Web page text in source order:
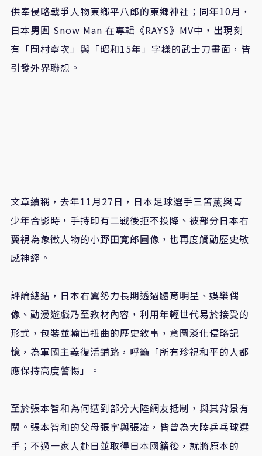
供奉侵略戰爭人物東鄉平八郎的東鄉神社；同年10月，
日本男團 Snow Man 在專輯《RAYS》MV中，出現刻
有「岡村寧次」與「昭和15年」字樣的武士刀畫面，皆
引發外界聯想。
文章續稱，去年11月27日，日本足球選手三笘薫與青
少年合影時，手持印有二戰後拒不投降、被部分日本右
翼視為象徵人物的小野田寬郎圖像，也再度觸動歷史敏
感神經。
評論總結，日本右翼勢力長期透過體育明星、娛樂偶
像、動漫遊戲乃至教材內容，利用年輕世代易於接受的
形式，包裝並輸出扭曲的歷史敘事，意圖淡化侵略記
憶，為軍國主義復活鋪路，呼籲「所有珍視和平的人都
應保持高度警惕」。
至於張本智和為何遭到部分大陸網友抵制，與其背景有
關。張本智和的父母張宇與張凌，皆曾為大陸乒乓球選
手；不過一家人赴日並取得日本國籍後，就將原本的